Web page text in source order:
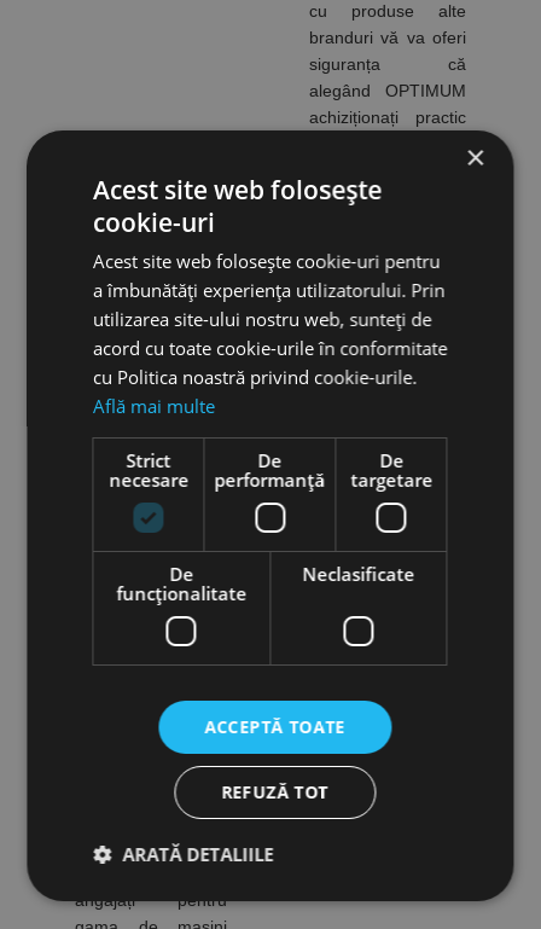
cu produse alte
branduri vă va oferi
siguranța că
alegând OPTIMUM
achiziționați practic
ce privește ușurința
caracteristicile,
calitatea, tehnologia
și raportul calitate-
performanță-preț.
Există multe
apropie de
standardele înalte
de calitate ale
OPTIMUM. Aveți
încredere în inovația
Scopul propus
satisfacerea
cerințelor
Avem trei unități de
producție de
aproximativ 30.000
angajați pentru
×
Acest site web folosește
cookie-uri
Acest site web folosește cookie-uri pentru
a îmbunătăți experiența utilizatorului. Prin
utilizarea site-ului nostru web, sunteți de
acord cu toate cookie-urile în conformitate
cu Politica noastră privind cookie-urile.
Află mai multe
Strict
necesare
De
performanță
De
targetare
De
funcţionalitate
Neclasificate
ACCEPTĂ TOATE
REFUZĂ TOT
ARATĂ DETALIILE